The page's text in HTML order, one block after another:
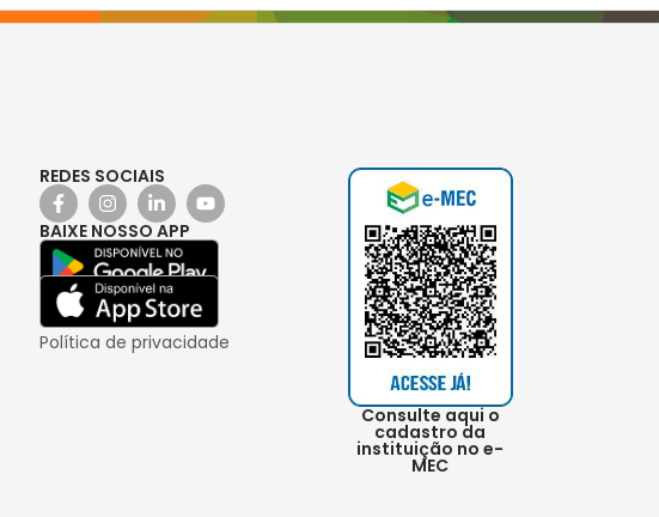
REDES SOCIAIS
BAIXE NOSSO APP
Política de privacidade
Consulte aqui o
cadastro da
instituição no e-
MEC